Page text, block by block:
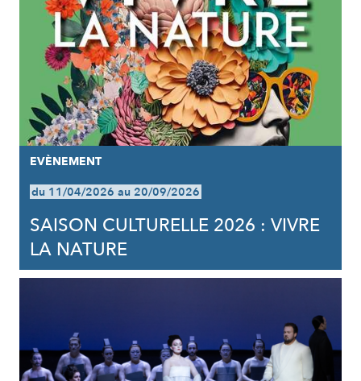
EVÈNEMENT
du 11/04/2026 au 20/09/2026
SAISON CULTURELLE 2026 : VIVRE
LA NATURE